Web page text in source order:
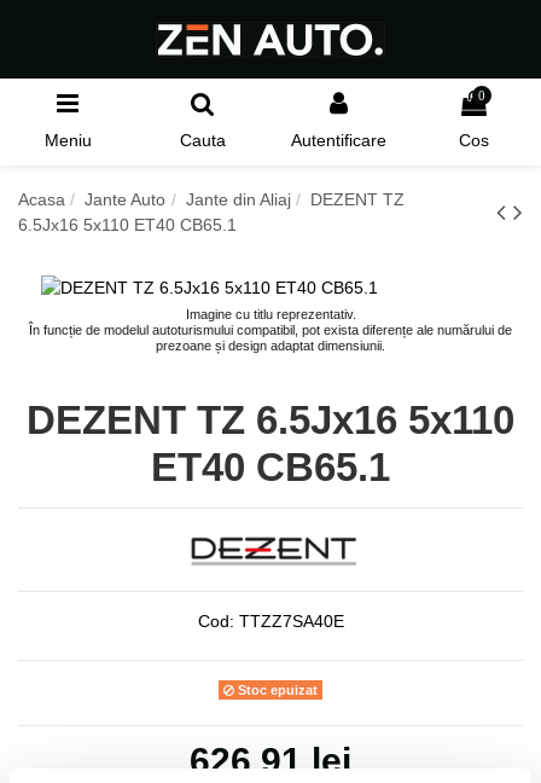
Meniu Cauta Autentificare
0
Cos
Acasa Jante Auto Jante din Aliaj
DEZENT TZ
6.5Jx16 5x110 ET40 CB65.1
Imagine cu titlu reprezentativ.
În funcție de modelul autoturismului compatibil, pot exista diferențe ale numărului de
prezoane și design adaptat dimensiunii.
DEZENT TZ 6.5Jx16 5x110
ET40 CB65.1
Cod: TTZZ7SA40E
Stoc epuizat
626,91 lei